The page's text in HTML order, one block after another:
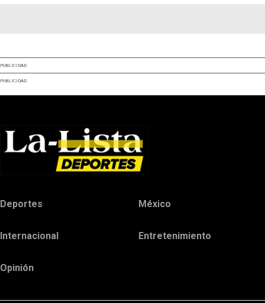
PUBLICIDAD
PUBLICIDAD
Deportes México
Internacional Entretenimiento
Opinión